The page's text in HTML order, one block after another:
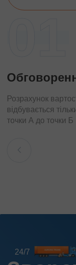
Розрахунок
відбувається
точки А до точки Б
24/7